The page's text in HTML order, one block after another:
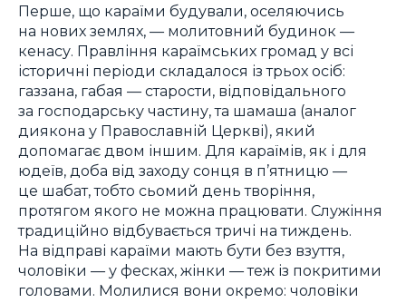
Перше, що караїми будували, оселяючись
на нових землях, — молитовний будинок —
кенасу. Правління караїмських громад у всі
історичні періоди складалося із трьох осіб:
газзана, габая — старости, відповідального
за господарську частину, та шамаша (аналог
диякона у Православній Церкві), який
допомагає двом іншим. Для караїмів, як і для
юдеїв, доба від заходу сонця в п’ятницю —
це шабат, тобто сьомий день творіння,
протягом якого не можна працювати. Служіння
традиційно відбувається тричі на тиждень.
На відправі караїми мають бути без взуття,
чоловіки — у фесках, жінки — теж із покритими
головами. Молилися вони окремо: чоловіки